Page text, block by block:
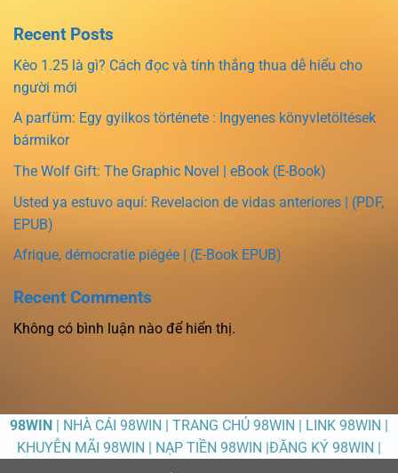
Recent Posts
Kèo 1.25 là gì? Cách đọc và tính thắng thua dễ hiểu cho
người mới
A parfüm: Egy gyilkos története : Ingyenes könyvletöltések
bármikor
The Wolf Gift: The Graphic Novel | eBook (E-Book)
Usted ya estuvo aquí: Revelacion de vidas anteriores | (PDF,
EPUB)
Afrique, démocratie piégée | (E-Book EPUB)
Recent Comments
Không có bình luận nào để hiển thị.
98WIN | NHÀ CÁI 98WIN | TRANG CHỦ 98WIN | LINK 98WIN |
KHUYỄN MÃI 98WIN | NẠP TIỀN 98WIN |ĐĂNG KÝ 98WIN |